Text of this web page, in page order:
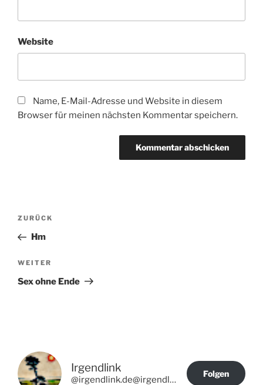
Website
Name, E-Mail-Adresse und Website in diesem
Browser für meinen nächsten Kommentar speichern.
Beitragsnavigation
Vorheriger
Beitrag
ZURÜCK
Hm
Nächster
Beitrag
WEITER
Sex ohne Ende
Irgendlink
@irgendlink.de@irgendlink.de
Folgen